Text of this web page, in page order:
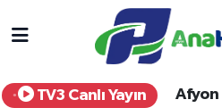
TV3 Canlı Yayın Afyon
Yurt Haber
Afyonkarahisar Nöbetçi